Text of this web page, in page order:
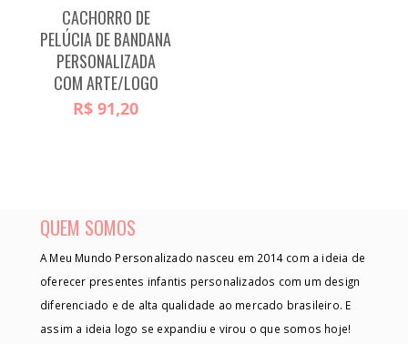
CACHORRO DE
PELÚCIA DE BANDANA
PERSONALIZADA
COM ARTE/LOGO
R$91,20
QUEM SOMOS
A Meu Mundo Personalizado nasceu em 2014 com a ideia de
oferecer presentes infantis personalizados com um design
diferenciado e de alta qualidade ao mercado brasileiro. E
assim a ideia logo se expandiu e virou o que somos hoje!